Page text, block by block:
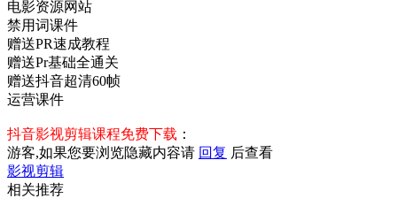
电影资源网站
禁用词课件
赠送PR速成教程
赠送Pr基础全通关
赠送抖音超清60帧
运营课件
抖音影视剪辑课程免费下载 ：
游客,如果您要浏览隐藏内容请 回复 后查看
影视剪辑
相关推荐